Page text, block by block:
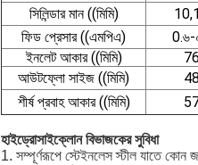
সিলিন্ডার মান ((মিমি)
ফিড প্রেসার ((এমপিএ)
ইনলেট আকার ((মিমি)
76
আউটফ্লো সাইজ ((মিমি)
শীর্ষ প্রবাহ আকার ((মিমি)
হাইড্রোসাইক্লোন বিভাজকের সুবিধা
1. সম্পূর্ণরূপে স্টেইনলেস স্টীল যাতে কোন